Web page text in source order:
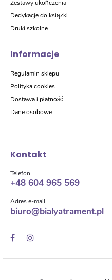
Zestawy ukończenia
Dedykacje do książki
Druki szkolne
Informacje
Regulamin sklepu
Polityka cookies
Dostawa i płatność
Dane osobowe
Kontakt
Telefon
+48 604 965 569
Adres e-mail
biuro@bialyatrament.pl